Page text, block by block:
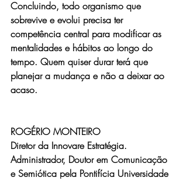
Concluindo, todo organismo que
sobrevive e evolui precisa ter
competência central para modificar as
mentalidades e hábitos ao longo do
tempo. Quem quiser durar terá que
planejar a mudança e não a deixar ao
acaso.
ROGÉRIO MONTEIRO
Diretor da Innovare Estratégia.
Administrador, Doutor em Comunicação
e Semiótica pela Pontifícia Universidade